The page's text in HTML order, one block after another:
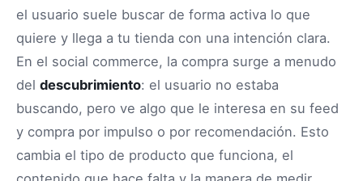
el usuario suele buscar de forma activa lo que
quiere y llega a tu tienda con una intención clara.
En el social commerce, la compra surge a menudo
del descubrimiento: el usuario no estaba
buscando, pero ve algo que le interesa en su feed
y compra por impulso o por recomendación. Esto
cambia el tipo de producto que funciona, el